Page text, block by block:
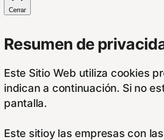
Cerrar
Resumen de
Este Sitio Web utiliza cookies
indican a continuación. Si no
pantalla.
Este sitioy las empresas con